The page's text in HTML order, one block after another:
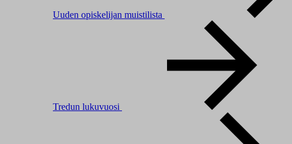
Uuden opiskelijan muistilista
Tredun lukuvuosi